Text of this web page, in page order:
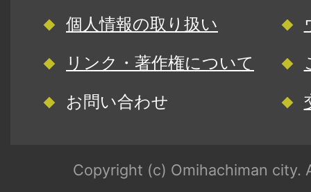
個人情報の取り扱い
リンク・著作権について
お問い合わせ
Copyright (c) Omihachiman city.